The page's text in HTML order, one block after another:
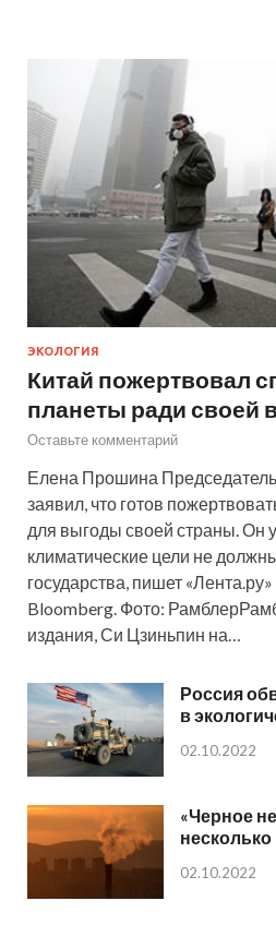
ЭКОЛОГИЯ
Китай пожертвовал
планеты ради своей
Оставьте комментарий
Елена Прошина
заявил, что готов
для выгоды своей страны. Он
климатические цели не
государства, пишет
Bloomberg. Фото:
издания, Си Цзиньпин на…
Россия
в
02.10.2022
«Черное
02.10.2022